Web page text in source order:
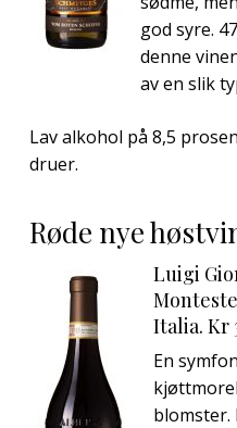
god syre.
denne
av en slik
Lav alkohol på 8,5
druer.
Røde nye
Luigi
Italia. Kr
En